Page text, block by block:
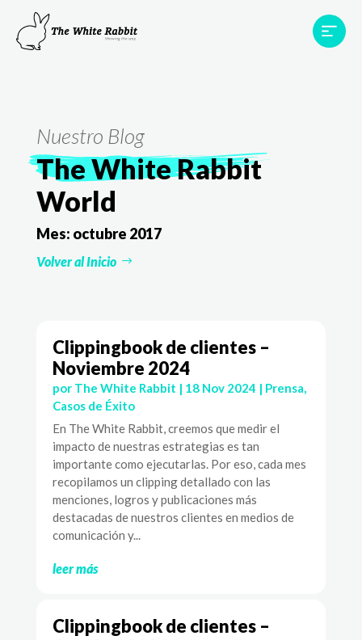
Proyectos
Testimonios
Nuestro Blog
The White Rabbit
World
Mes: octubre 2017
Volver al Inicio
Clippingbook de clientes –
Noviembre 2024
por The White Rabbit | 18 Nov 2024 | Prensa,
Casos de Éxito
En The White Rabbit, creemos que medir el
impacto de nuestras estrategias es tan
importante como ejecutarlas. Por eso, cada mes
recopilamos un clipping detallado con las
menciones, logros y publicaciones más
destacadas de nuestros clientes en medios de
comunicación y...
leer más
Clippingbook de clientes –